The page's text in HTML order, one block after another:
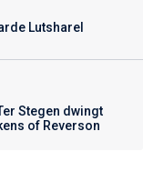
Lutsharel
Stegen dwingt
of Reverson